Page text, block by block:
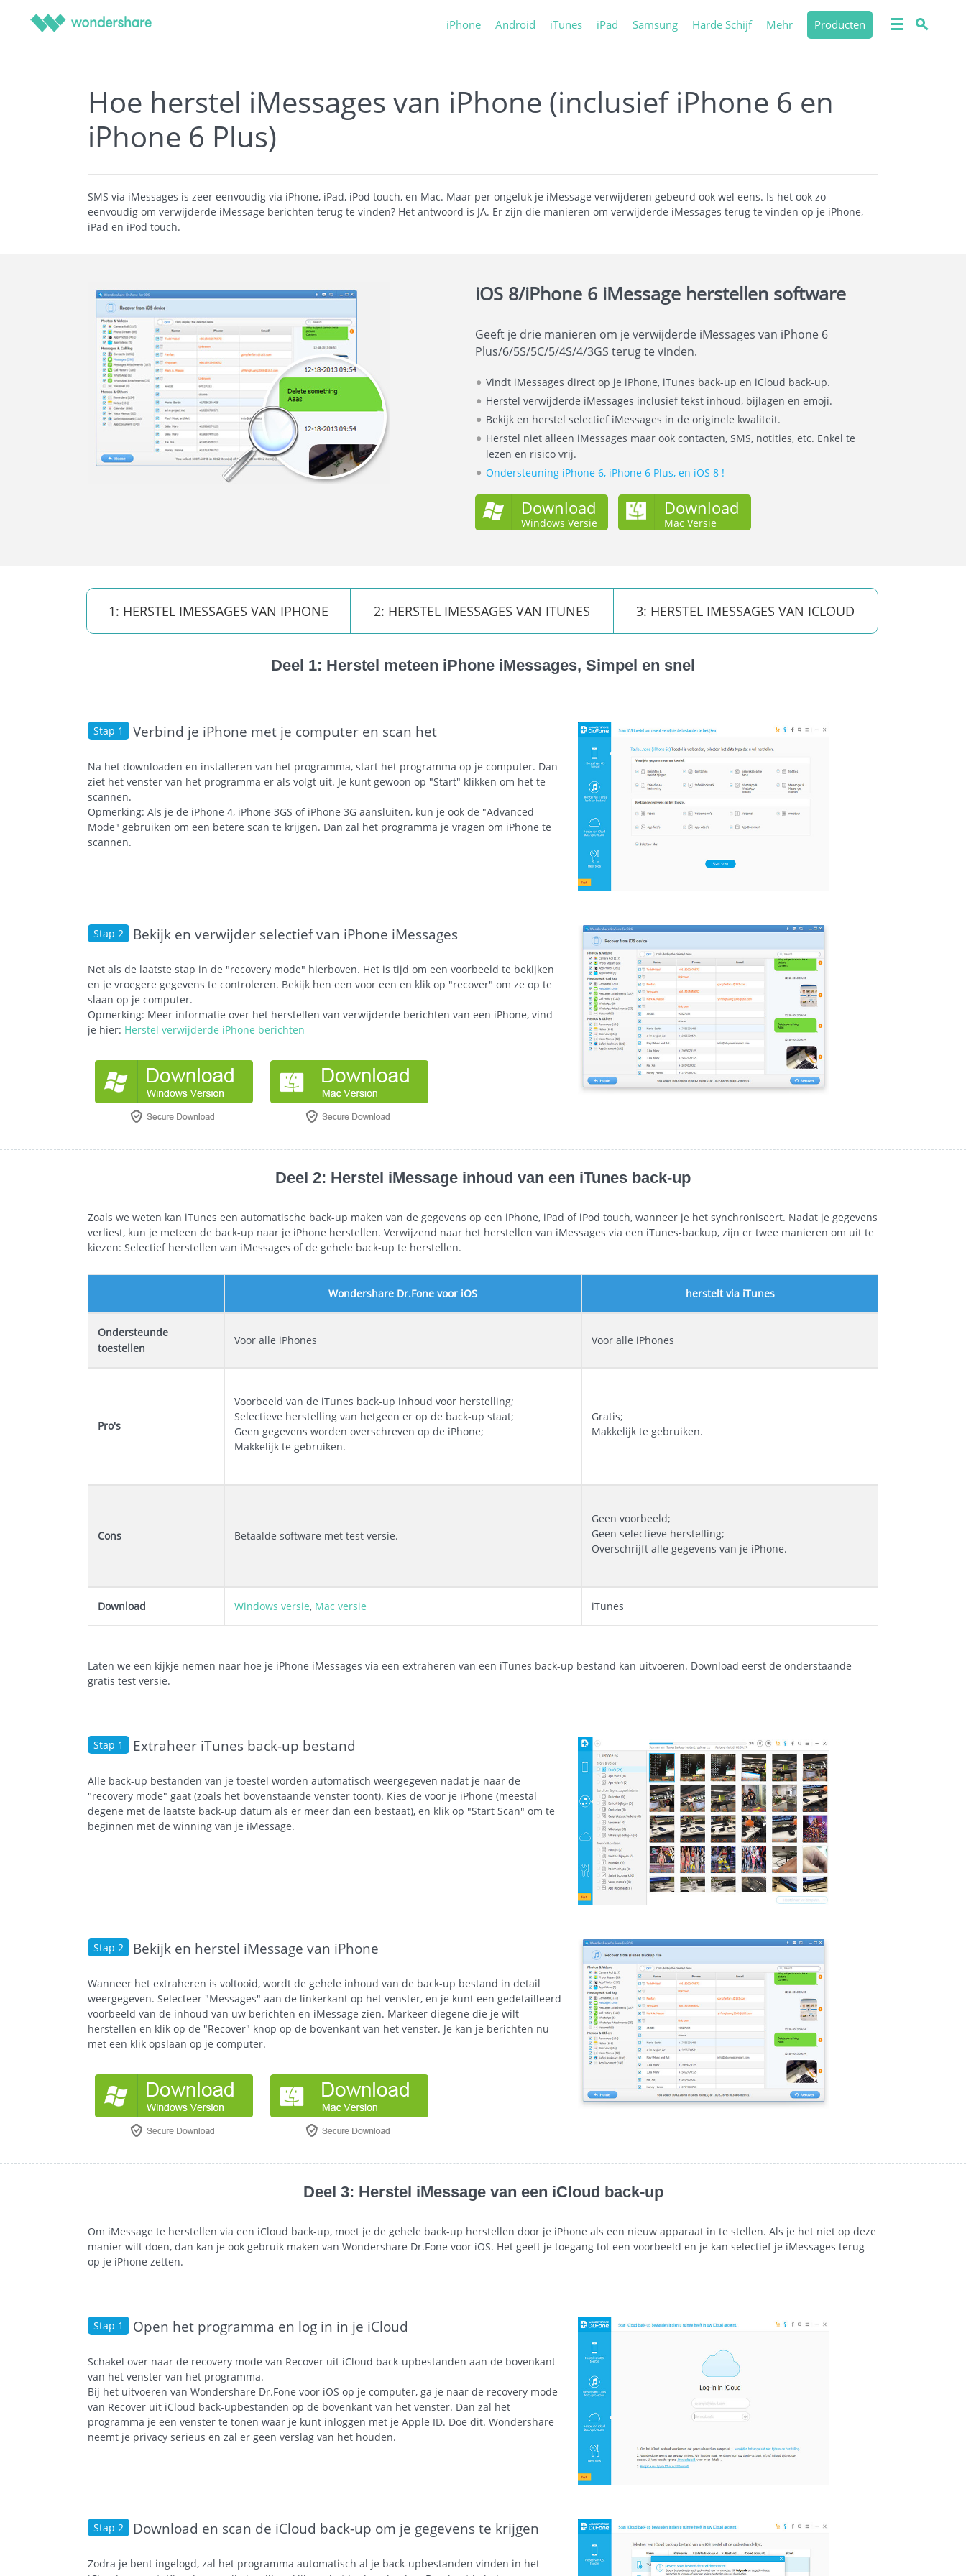
iPhone Android iTunes iPad Samsung Harde Schijf Mehr Producten
Hoe herstel iMessages van iPhone (inclusief iPhone 6 en
iPhone 6 Plus)
SMS via iMessages is zeer eenvoudig via iPhone, iPad, iPod touch, en Mac. Maar per ongeluk je iMessage verwijderen gebeurd ook wel eens. Is het ook zo
eenvoudig om verwijderde iMessage berichten terug te vinden? Het antwoord is JA. Er zijn die manieren om verwijderde iMessages terug te vinden op je iPhone,
iPad en iPod touch.
iOS 8/iPhone 6 iMessage herstellen software
Geeft je drie manieren om je verwijderde iMessages van iPhone 6
Plus/6/5S/5C/5/4S/4/3GS terug te vinden.
Vindt iMessages direct op je iPhone, iTunes back-up en iCloud back-up.
Herstel verwijderde iMessages inclusief tekst inhoud, bijlagen en emoji.
Bekijk en herstel selectief iMessages in de originele kwaliteit.
Herstel niet alleen iMessages maar ook contacten, SMS, notities, etc. Enkel te
lezen en risico vrij.
Ondersteuning iPhone 6, iPhone 6 Plus, en iOS 8 !
Download
Windows Versie
Download
Mac Versie
1: HERSTEL IMESSAGES VAN IPHONE 2: HERSTEL IMESSAGES VAN ITUNES 3: HERSTEL IMESSAGES VAN ICLOUD
Deel 1: Herstel meteen iPhone iMessages, Simpel en snel
Stap 1 Verbind je iPhone met je computer en scan het
Na het downloaden en installeren van het programma, start het programma op je computer. Dan
ziet het venster van het programma er als volgt uit. Je kunt gewoon op "Start" klikken om het te
scannen.
Opmerking: Als je de iPhone 4, iPhone 3GS of iPhone 3G aansluiten, kun je ook de "Advanced
Mode" gebruiken om een betere scan te krijgen. Dan zal het programma je vragen om iPhone te
scannen.
Stap 2 Bekijk en verwijder selectief van iPhone iMessages
Net als de laatste stap in de "recovery mode" hierboven. Het is tijd om een voorbeeld te bekijken
en je vroegere gegevens te controleren. Bekijk hen een voor een en klik op "recover" om ze op te
slaan op je computer.
Opmerking: Meer informatie over het herstellen van verwijderde berichten van een iPhone, vind
je hier: Herstel verwijderde iPhone berichten
Deel 2: Herstel iMessage inhoud van een iTunes back-up
Zoals we weten kan iTunes een automatische back-up maken van de gegevens op een iPhone, iPad of iPod touch, wanneer je het synchroniseert. Nadat je gegevens
verliest, kun je meteen de back-up naar je iPhone herstellen. Verwijzend naar het herstellen van iMessages via een iTunes-backup, zijn er twee manieren om uit te
kiezen: Selectief herstellen van iMessages of de gehele back-up te herstellen.
Wondershare Dr.Fone voor iOS herstelt via iTunes
Ondersteunde
toestellen
Voor alle iPhones Voor alle iPhones
Pro's
Voorbeeld van de iTunes back-up inhoud voor herstelling;
Selectieve herstelling van hetgeen er op de back-up staat;
Geen gegevens worden overschreven op de iPhone;
Makkelijk te gebruiken.
Gratis;
Makkelijk te gebruiken.
Cons Betaalde software met test versie.
Geen voorbeeld;
Geen selectieve herstelling;
Overschrijft alle gegevens van je iPhone.
Download Windows versie, Mac versie iTunes
Laten we een kijkje nemen naar hoe je iPhone iMessages via een extraheren van een iTunes back-up bestand kan uitvoeren. Download eerst de onderstaande
gratis test versie.
Stap 1 Extraheer iTunes back-up bestand
Alle back-up bestanden van je toestel worden automatisch weergegeven nadat je naar de
"recovery mode" gaat (zoals het bovenstaande venster toont). Kies de voor je iPhone (meestal
degene met de laatste back-up datum als er meer dan een bestaat), en klik op "Start Scan" om te
beginnen met de winning van je iMessage.
Stap 2 Bekijk en herstel iMessage van iPhone
Wanneer het extraheren is voltooid, wordt de gehele inhoud van de back-up bestand in detail
weergegeven. Selecteer "Messages" aan de linkerkant op het venster, en je kunt een gedetailleerd
voorbeeld van de inhoud van uw berichten en iMessage zien. Markeer diegene die je wilt
herstellen en klik op de "Recover" knop op de bovenkant van het venster. Je kan je berichten nu
met een klik opslaan op je computer.
Deel 3: Herstel iMessage van een iCloud back-up
Om iMessage te herstellen via een iCloud back-up, moet je de gehele back-up herstellen door je iPhone als een nieuw apparaat in te stellen. Als je het niet op deze
manier wilt doen, dan kan je ook gebruik maken van Wondershare Dr.Fone voor iOS. Het geeft je toegang tot een voorbeeld en je kan selectief je iMessages terug
op je iPhone zetten.
Stap 1 Open het programma en log in in je iCloud
Schakel over naar de recovery mode van Recover uit iCloud back-upbestanden aan de bovenkant
van het venster van het programma.
Bij het uitvoeren van Wondershare Dr.Fone voor iOS op je computer, ga je naar de recovery mode
van Recover uit iCloud back-upbestanden op de bovenkant van het venster. Dan zal het
programma je een venster te tonen waar je kunt inloggen met je Apple ID. Doe dit. Wondershare
neemt je privacy serieus en zal er geen verslag van het houden.
Stap 2 Download en scan de iCloud back-up om je gegevens te krijgen
Zodra je bent ingelogd, zal het programma automatisch al je back-upbestanden vinden in het